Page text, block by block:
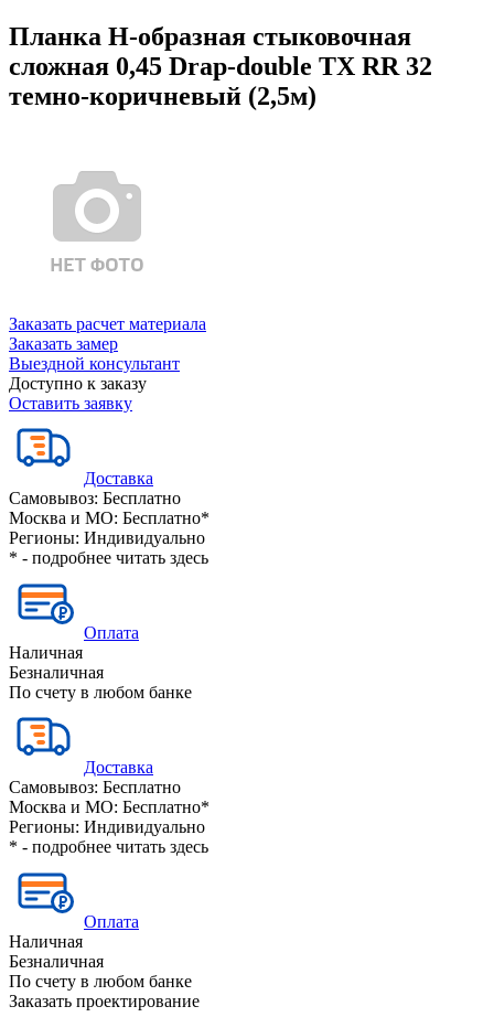
Планка Н-образная стыковочная
сложная 0,45 Drap-double TX RR 32
темно-коричневый (2,5м)
Заказать расчет материала
Заказать замер
Выездной консультант
Доступно к заказу
Оставить заявку
Доставка
Самовывоз: Бесплатно
Москва и МО: Бесплатно*
Регионы: Индивидуально
* - подробнее читать здесь
Оплата
Наличная
Безналичная
По счету в любом банке
Доставка
Самовывоз: Бесплатно
Москва и МО: Бесплатно*
Регионы: Индивидуально
* - подробнее читать здесь
Оплата
Наличная
Безналичная
По счету в любом банке
Заказать проектирование